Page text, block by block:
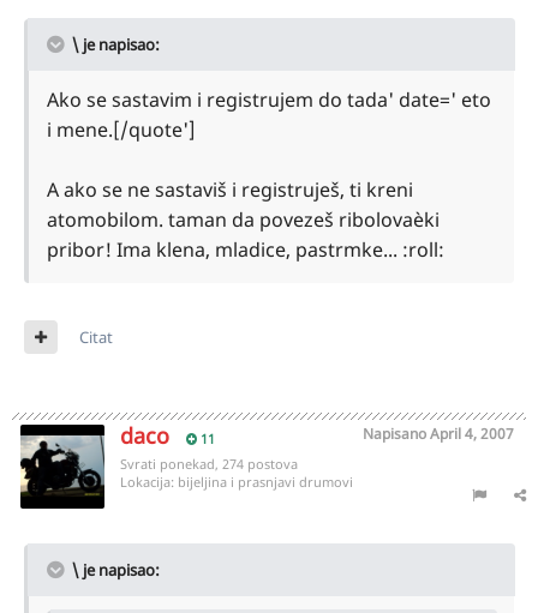
\ je napisao:
Ako se sastavim i registrujem do tada' date=' eto
i mene.[/quote']
A ako se ne sastaviš i registruješ, ti kreni
atomobilom. taman da povezeš ribolovaèki
pribor! Ima klena, mladice, pastrmke... :roll:
Citat
daco 11 NapisanoApril 4, 2007
Svrati ponekad, 274 postova
Lokacija: bijeljina i prasnjavi drumovi
\ je napisao: